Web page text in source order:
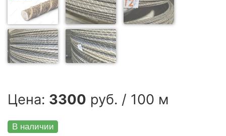
Цена: 3300 руб. / 100 м
В наличии